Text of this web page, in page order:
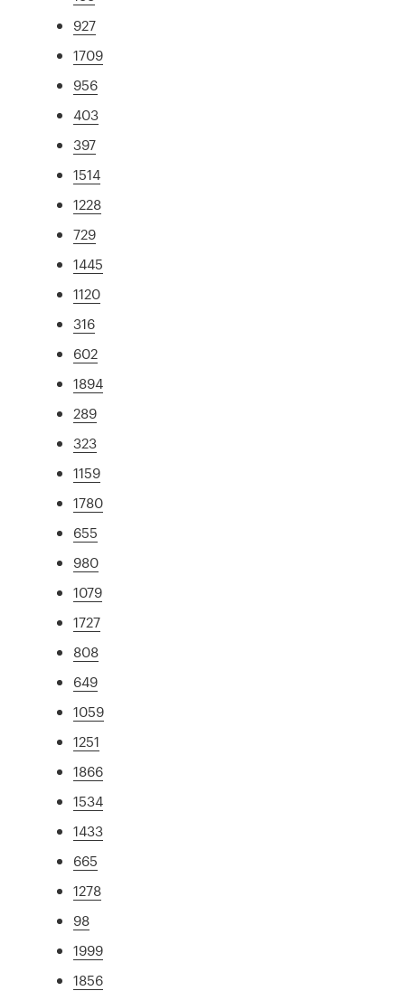
927
1709
956
403
397
1514
1228
729
1445
1120
316
602
1894
289
323
1159
1780
655
980
1079
1727
808
649
1059
1251
1866
1534
1433
665
1278
98
1999
1856